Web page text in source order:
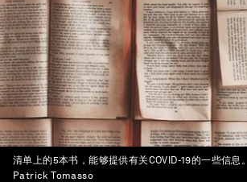
清单上的5本书，能够提供有关COVID-19的一些信息。
Patrick Tomasso